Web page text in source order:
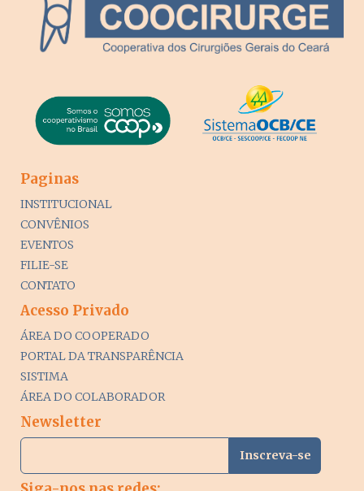
Paginas
INSTITUCIONAL
CONVÊNIOS
EVENTOS
FILIE-SE
CONTATO
Acesso Privado
ÁREA DO COOPERADO
PORTAL DA TRANSPARÊNCIA
SISTIMA
ÁREA DO COLABORADOR
Newsletter